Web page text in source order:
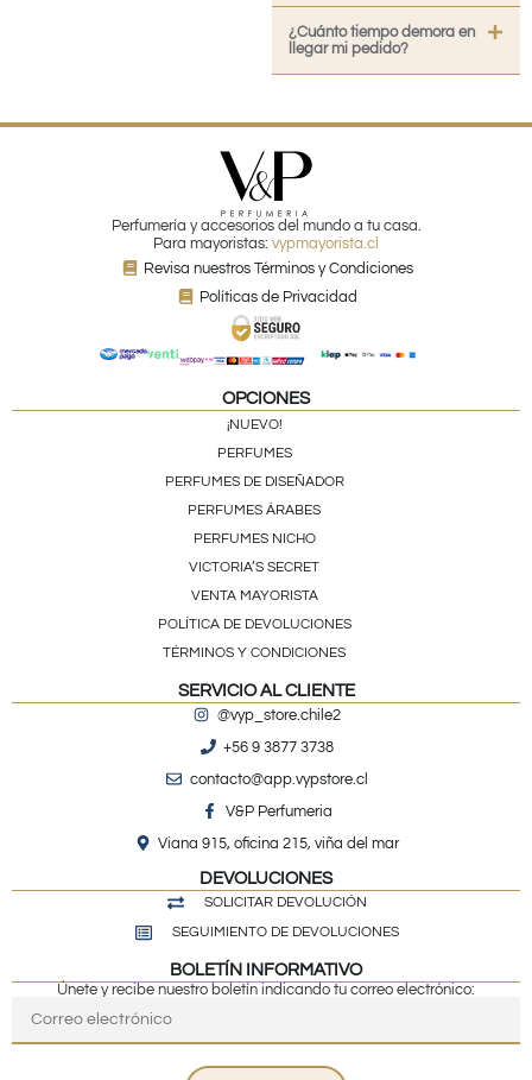
¿Cuánto tiempo demora en
llegar mi pedido?
Perfumería y accesorios del mundo a tu casa.
Para mayoristas: vypmayorista.cl
Revisa nuestros Términos y Condiciones
Políticas de Privacidad
OPCIONES
¡NUEVO!
PERFUMES
PERFUMES DE DISEÑADOR
PERFUMES ÁRABES
PERFUMES NICHO
VICTORIA’S SECRET
VENTA MAYORISTA
POLÍTICA DE DEVOLUCIONES
TÉRMINOS Y CONDICIONES
SERVICIO AL CLIENTE
@vyp_store.chile2
+56 9 3877 3738
contacto@app.vypstore.cl
V&P Perfumeria
Viana 915, oficina 215, viña del mar
DEVOLUCIONES
SOLICITAR DEVOLUCIÓN
SEGUIMIENTO DE DEVOLUCIONES
BOLETÍN INFORMATIVO
Únete y recibe nuestro boletín indicando tu correo electrónico: